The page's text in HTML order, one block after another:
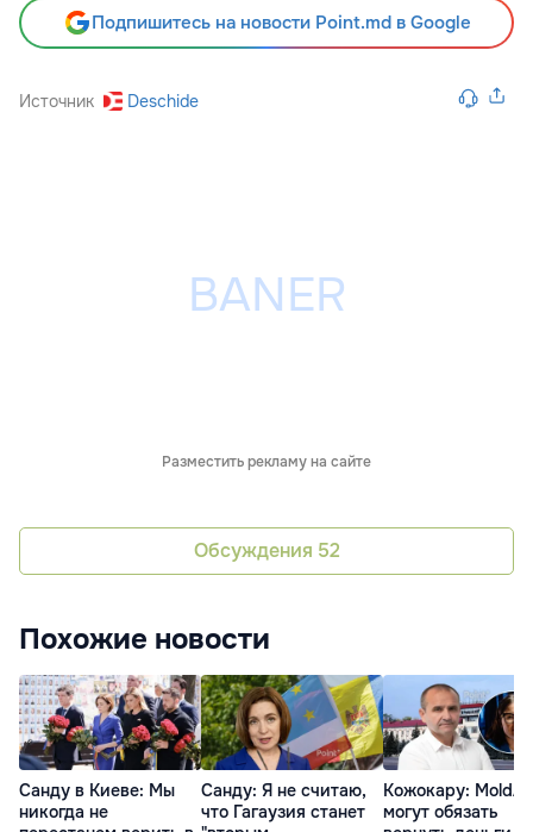
Подпишитесь на новости Point.md в Google
Источник Deschide
Разместить рекламу на сайте
Обсуждения 52
Похожие новости
Санду в Киеве: Мы
никогда не
Санду: Я не считаю,
что Гагаузия станет
Кожокару:
могут обязать